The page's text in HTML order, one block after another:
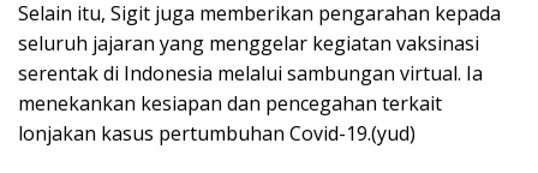
Selain itu, Sigit juga memberikan pengarahan kepada
seluruh jajaran yang menggelar kegiatan vaksinasi
serentak di Indonesia melalui sambungan virtual. Ia
menekankan kesiapan dan pencegahan terkait
lonjakan kasus pertumbuhan Covid-19.(yud)